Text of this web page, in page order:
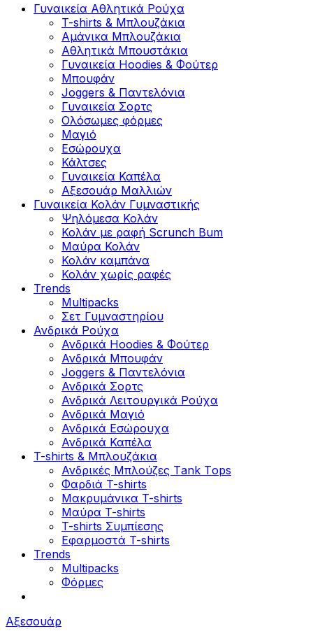
Γυναικεία Αθλητικά Ρούχα
T-shirts & Μπλουζάκια
Αμάνικα Μπλουζάκια
Aθλητικά Μπουστάκια
Γυναικεία Hoodies & Φούτερ
Μπουφάν
Joggers & Παντελόνια
Γυναικεία Σορτς
Ολόσωμες φόρμες
Μαγιό
Εσώρουχα
Κάλτσες
Γυναικεία Καπέλα
Αξεσουάρ Μαλλιών
Γυναικεία Κολάν Γυμναστικής
Ψηλόμεσα Κολάν
Κολάν με ραφή Scrunch Bum
Μαύρα Κολάν
Κολάν καμπάνα
Κολάν χωρίς ραφές
Trends
Multipacks
Σετ Γυμναστηρίου
Ανδρικά Ρούχα
Ανδρικά Hoodies & Φούτερ
Ανδρικά Μπουφάν
Joggers & Παντελόνια
Ανδρικά Σορτς
Ανδρικά Λειτουργικά Ρούχα
Ανδρικά Μαγιό
Ανδρικά Εσώρουχα
Ανδρικά Καπέλα
T-shirts & Μπλουζάκια
Ανδρικές Mπλούζες Τank Τops
Φαρδιά T-shirts
Μακρυμάνικα T-shirts
Μαύρα T-shirts
T-shirts Συμπίεσης
Εφαρμοστά T-shirts
Trends
Multipacks
Φόρμες
Αξεσουάρ